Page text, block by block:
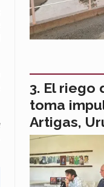
El riego
toma
Artigas,